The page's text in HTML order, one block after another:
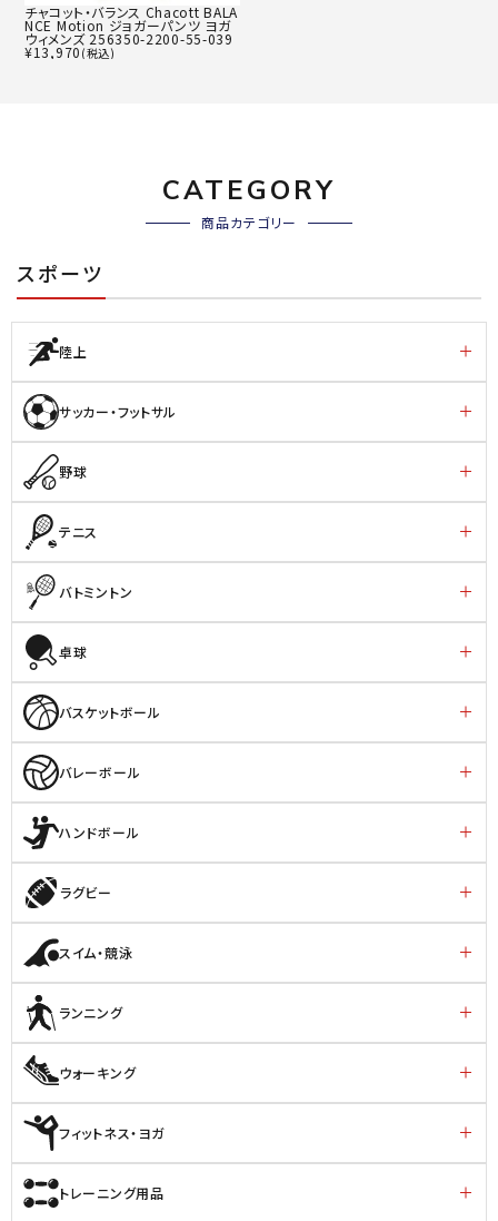
チャコット・バランス Chacott BALA
NCE Motion ジョガーパンツ ヨガ
ウィメンズ 256350-2200-55-039
¥13,970 (税込)
CATEGORY
商品カテゴリー
スポーツ
陸上
サッカー・フットサル
野球
テニス
バトミントン
卓球
バスケットボール
バレーボール
ハンドボール
ラグビー
スイム・競泳
ランニング
ウォーキング
フィットネス・ヨガ
トレーニング用品